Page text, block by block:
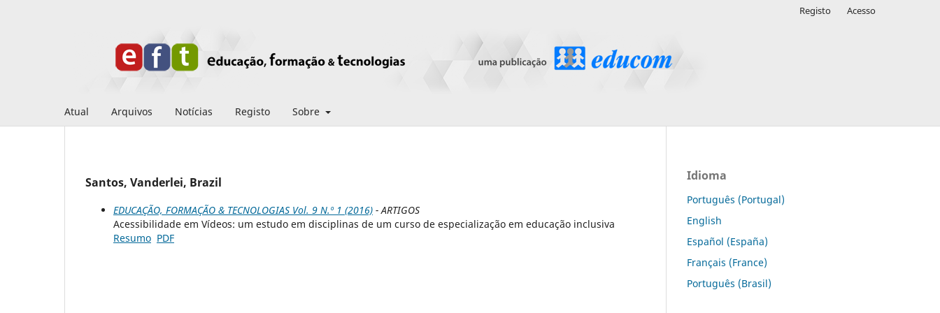
Atual Arquivos Notícias Registo Sobre
Registo Acesso
Santos, Vanderlei, Brazil
EDUCAÇÃO, FORMAÇÃO & TECNOLOGIAS Vol. 9 N.º 1 (2016) - ARTIGOS
Acessibilidade em Vídeos: um estudo em disciplinas de um curso de especialização em educação inclusiva
Resumo PDF
Idioma
Português (Portugal)
English
Español (España)
Français (France)
Português (Brasil)